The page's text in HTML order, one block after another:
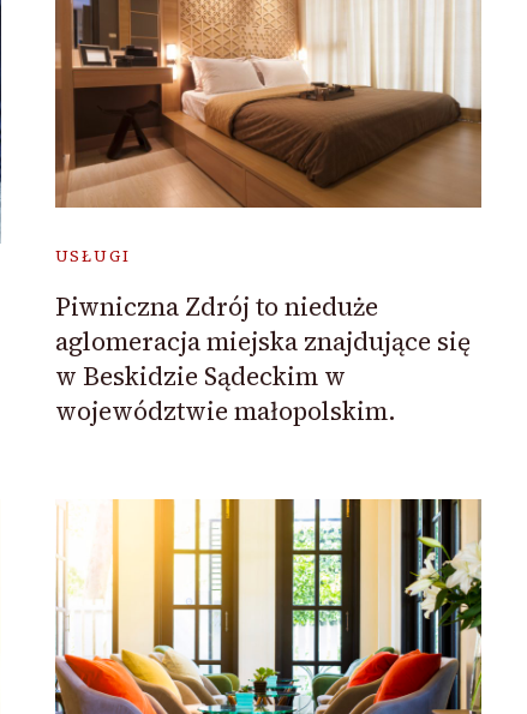
USŁUGI
Piwniczna Zdrój to nieduże
aglomeracja miejska znajdujące się
w Beskidzie Sądeckim w
województwie małopolskim.